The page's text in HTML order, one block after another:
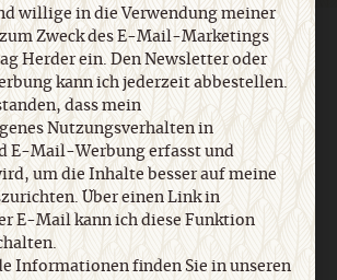
Datenschutz
Barrierefreiheit
Impressum
Abo online kündigen
willige in die Verwendung meiner
Zweck des E-Mail-Marketings
Herder ein. Den Newsletter oder
kann ich jederzeit abbestellen.
dass mein
Nutzungsverhalten in
E-Mail-Werbung erfasst und
um die Inhalte besser auf meine
Über einen Link in
E-Mail kann ich diese Funktion
Informationen finden Sie in unseren